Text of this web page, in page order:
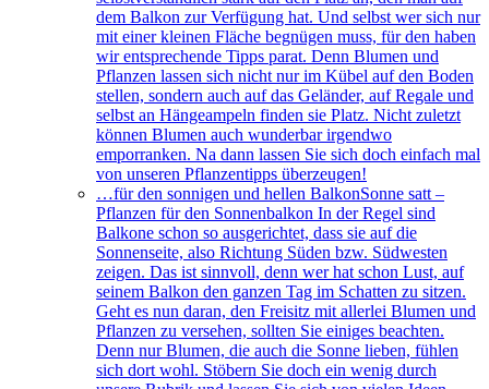
dem Balkon zur Verfügung hat. Und selbst wer sich nur
mit einer kleinen Fläche begnügen muss, für den haben
wir entsprechende Tipps parat. Denn Blumen und
Pflanzen lassen sich nicht nur im Kübel auf den Boden
stellen, sondern auch auf das Geländer, auf Regale und
selbst an Hängeampeln finden sie Platz. Nicht zuletzt
können Blumen auch wunderbar irgendwo
emporranken. Na dann lassen Sie sich doch einfach mal
von unseren Pflanzentipps überzeugen!
…für den sonnigen und hellen BalkonSonne satt –
Pflanzen für den Sonnenbalkon In der Regel sind
Balkone schon so ausgerichtet, dass sie auf die
Sonnenseite, also Richtung Süden bzw. Südwesten
zeigen. Das ist sinnvoll, denn wer hat schon Lust, auf
seinem Balkon den ganzen Tag im Schatten zu sitzen.
Geht es nun daran, den Freisitz mit allerlei Blumen und
Pflanzen zu versehen, sollten Sie einiges beachten.
Denn nur Blumen, die auch die Sonne lieben, fühlen
sich dort wohl. Stöbern Sie doch ein wenig durch